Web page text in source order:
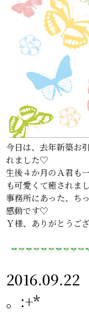
今日は、去年新築お
れました♡
生後４か月のＡ君も
も可愛くて癒されま
事務所にあった、ち
感動です♡
Ｙ様、ありがとうご
2016.09.22
。:+*